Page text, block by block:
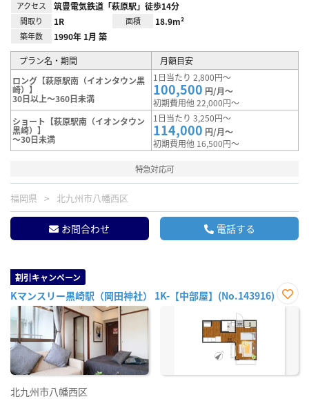
アクセス 筑豊電気鉄道「萩原駅」徒歩14分
間取り 1R 面積 18.9m²
築年数 1990年 1月 築
プラン名・期間
月額目安
ロング【萩原駅南（イオンタウン黒
崎）】
30日以上～360日未満
1日当たり 2,800円～
100,500 円/月～
初期費用他 22,000円～
ショート【萩原駅南（イオンタウン
黒崎）】
～30日未満
1日当たり 3,250円～
114,000 円/月～
初期費用他 16,500円～
特急対応可
福岡県 北九州市八幡西区
お問合わせ 電話する
割引キャンペーン
Kマンスリー黒崎駅（岡田神社） 1K-【中部屋】(No.143916)
お気
北九州市八幡西区